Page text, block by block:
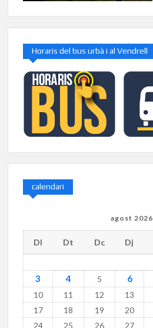
Horaris del bus urbà i al Vendrell
calendari
agost 2026
Dl Dt Dc Dj
3
4 5 6
10
11 12 13
17
18 19 20
24
25 26 27